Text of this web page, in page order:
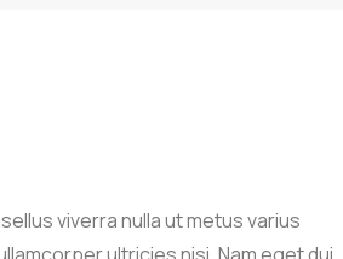
viverra nulla ut metus varius